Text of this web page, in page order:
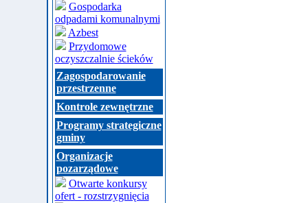
Gospodarka
odpadami komunalnymi
Azbest
Przydomowe
oczyszczalnie ścieków
Zagospodarowanie
przestrzenne
Kontrole zewnętrzne
Programy strategiczne
gminy
Organizacje
pozarządowe
Otwarte konkursy
ofert - rozstrzygnięcia